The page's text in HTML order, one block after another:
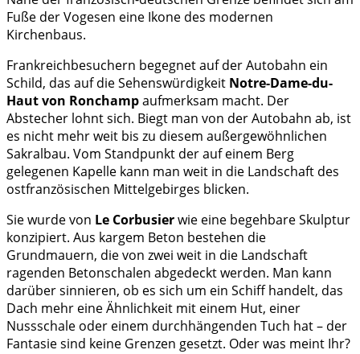
Fuße der Vogesen eine Ikone des modernen
Kirchenbaus.
Frankreichbesuchern begegnet auf der Autobahn ein
Schild, das auf die Sehenswürdigkeit Notre-Dame-du-
Haut von Ronchampaufmerksam macht. Der
Abstecher lohnt sich. Biegt man von der Autobahn ab, ist
es nicht mehr weit bis zu diesem außergewöhnlichen
Sakralbau. Vom Standpunkt der auf einem Berg
gelegenen Kapelle kann man weit in die Landschaft des
ostfranzösischen Mittelgebirges blicken.
Sie wurde von Le Corbusierwie eine begehbare Skulptur
konzipiert. Aus kargem Beton bestehen die
Grundmauern, die von zwei weit in die Landschaft
ragenden Betonschalen abgedeckt werden. Man kann
darüber sinnieren, ob es sich um ein Schiff handelt, das
Dach mehr eine Ähnlichkeit mit einem Hut, einer
Nussschale oder einem durchhängenden Tuch hat – der
Fantasie sind keine Grenzen gesetzt. Oder was meint Ihr?